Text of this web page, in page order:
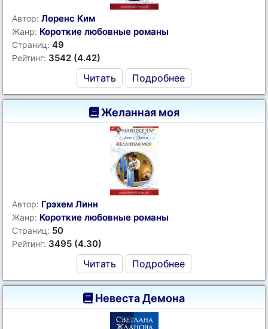
Автор: Лоренс Ким
Жанр: Короткие любовные романы
Страниц: 49
Рейтинг: 3542 (4.42)
Читать Подробнее
Желанная моя
Автор: Грэхем Линн
Жанр: Короткие любовные романы
Страниц: 50
Рейтинг: 3495 (4.30)
Читать Подробнее
Невеста Демона